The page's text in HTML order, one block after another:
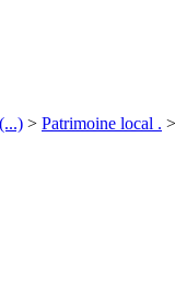
> Patrimoine local . >